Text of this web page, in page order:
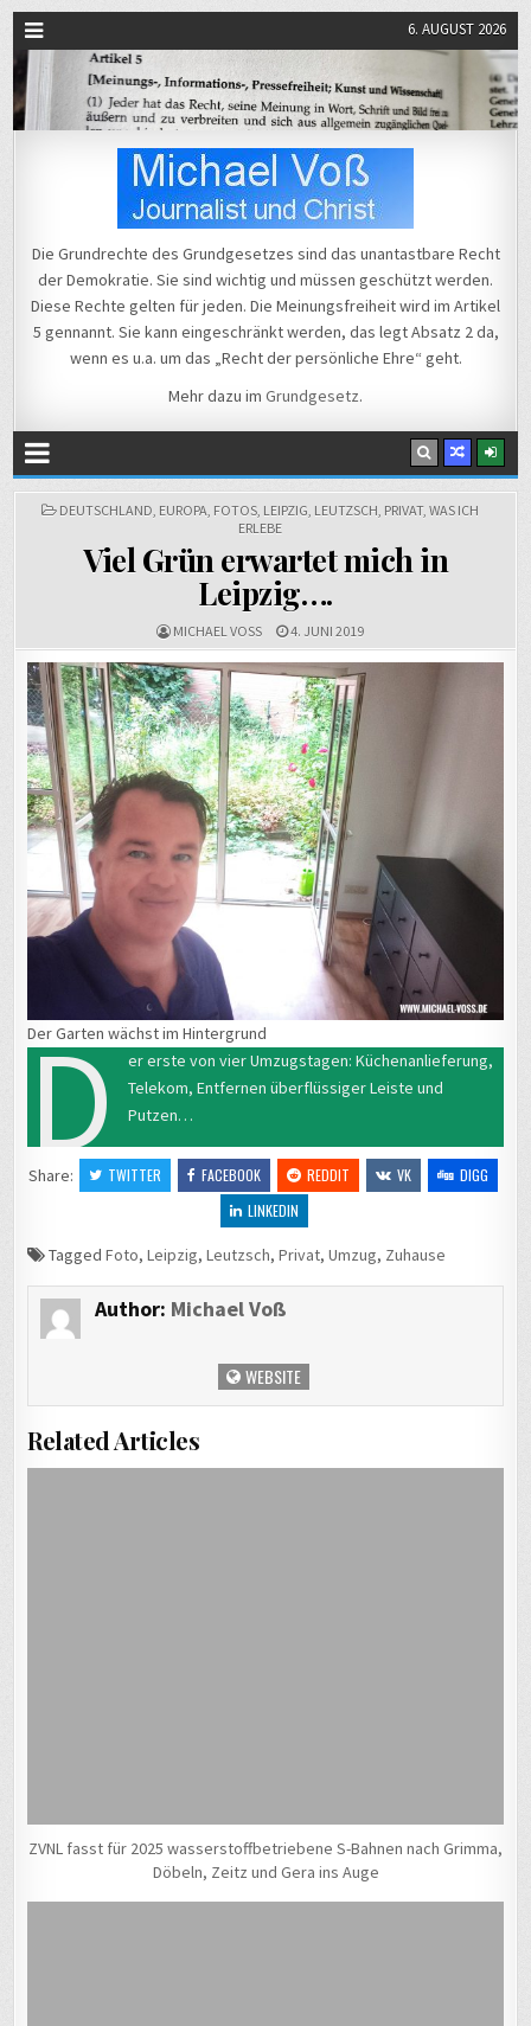
6. AUGUST 2026
Michael Voß
Die Grundrechte des Grundgesetzes sind das unantastbare Recht
der Demokratie. Sie sind wichtig und müssen geschützt werden.
Diese Rechte gelten für jeden. Die Meinungsfreiheit wird im Artikel
5 gennannt. Sie kann eingeschränkt werden, das legt Absatz 2 da,
wenn es u.a. um das „Recht der persönliche Ehre“ geht.
Mehr dazu im Grundgesetz.
POSTED
DEUTSCHLAND, EUROPA, FOTOS, LEIPZIG, LEUTZSCH, PRIVAT, WAS ICH
ERLEBE
Viel Grün erwartet mich in
Leipzig….
MICHAEL VOSS 4. JUNI 2019
Der Garten wächst im Hintergrund
D
er erste von vier Umzugstagen: Küchenanlieferung,
Telekom, Entfernen überflüssiger Leiste und
Putzen…
Share: TWITTER FACEBOOK REDDIT VK
DIGG
LINKEDIN
TaggedFoto,Leipzig,Leutzsch,Privat,Umzug, Zuhause
Author: Michael Voß
WEBSITE
Related Articles
ZVNL fasst für 2025 wasserstoffbetriebene S-Bahnen nach Grimma,
Döbeln, Zeitz und Gera ins Auge